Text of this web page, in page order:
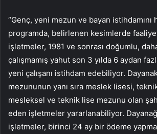
“Genç, yeni mezun ve bayan istihdamını
programda, belirlenen kesimlerde
işletmeler, 1981 ve sonrası doğumlu,
çalışmamış yahut son 3 yılda 6 aydan
yeni çalışanı istihdam edebiliyor.
mezununun yanı sıra meslek lisesi,
mesleksel ve teknik lise mezunu olan
eden işletmeler yararlanabiliyor.
işletmeler, birinci 24 ay bir ödeme